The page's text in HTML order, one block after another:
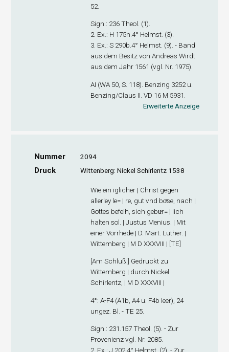
52.
Sign.: 236 Theol. (1).
2. Ex.: H 175n.4° Helmst. (3).
3. Ex.: S 290b.4° Helmst. (9). - Band
aus dem Besitz von Andreas Wirdt
aus dem Jahr 1561 (vgl. Nr. 1975).
AI (WA 50, S. 118). Benzing 3252 u.
Benzing/Claus II. VD 16 M 5931.
Erweiterte Anzeige
Nummer 2094
Druck Wittenberg: Nickel Schirlentz 1538
Wie ein iglicher | Christ gegen
allerley le= | re, gut vnd boͤse, nach |
Gottes befelh, sich gebuͤr= | lich
halten sol. | Justus Menius. | Mit
einer Vorrhede | D. Mart. Luther. |
Wittemberg | M D XXXVIII | [TE]
[Am Schluß:] Gedruckt zu
Wittemberg | durch Nickel
Schirlentz, | M D XXXVIII |
4°: A-F4(A1b , A4 u. F4b leer), 24
ungez. Bl. - TE 25.
Sign.: 231.157 Theol. (5). - Zur
Provenienz vgl. Nr. 2085.
2. Ex.: J 202.4° Helmst. (2). - Zur